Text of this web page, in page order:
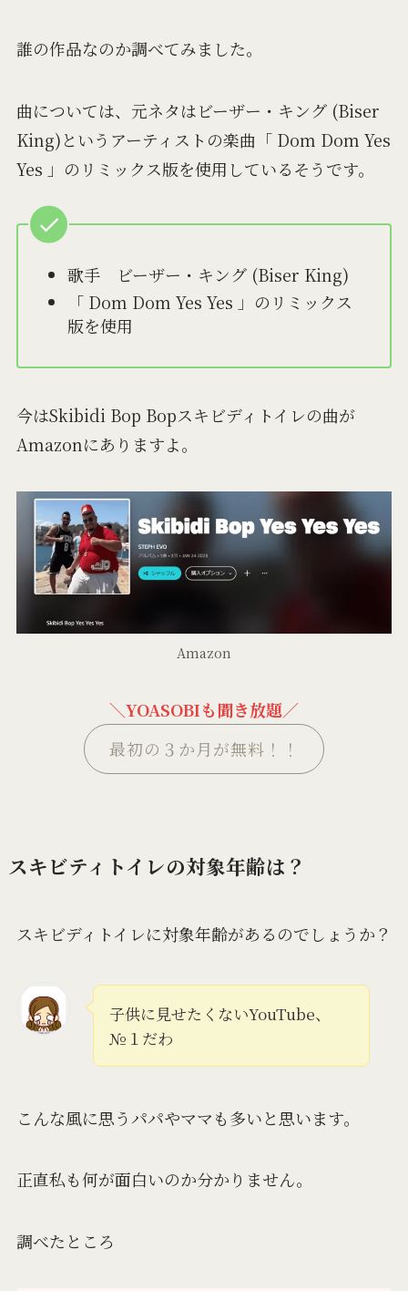
誰の作品なのか調べてみました。
曲については、元ネタはビーザー・キング (Biser
King)というアーティストの楽曲「 Dom Dom Yes
Yes 」のリミックス版を使用しているそうです。
歌手 ビーザー・キング (Biser King)
「 Dom Dom Yes Yes 」のリミックス
版を使用
今はSkibidi Bop Bopスキビディトイレの曲が
Amazonにありますよ。
Amazon
＼YOASOBIも聞き放題／
最初の３か月が無料！！
スキビティトイレの対象年齢は？
スキビディトイレに対象年齢があるのでしょうか？
子供に見せたくないYouTube、
№１だわ
こんな風に思うパパやママも多いと思います。
正直私も何が面白いのか分かりません。
調べたところ